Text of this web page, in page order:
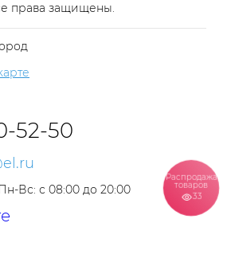
права защищены.
52-50
Вс: с 08:00 до 20:00
Распродажа
товаров
33